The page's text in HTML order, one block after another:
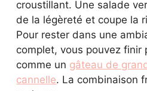
croustillant. Une salade
de la légèreté et coupe la
Pour rester dans une
complet, vous pouvez finir
comme un gâteau de
cannelle. La combinaison